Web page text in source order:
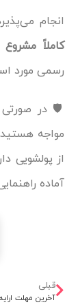
انجام
کاملاً
رسمی مورد
🛡️ در
مواجه
از پولشویی
آماده
قبلی